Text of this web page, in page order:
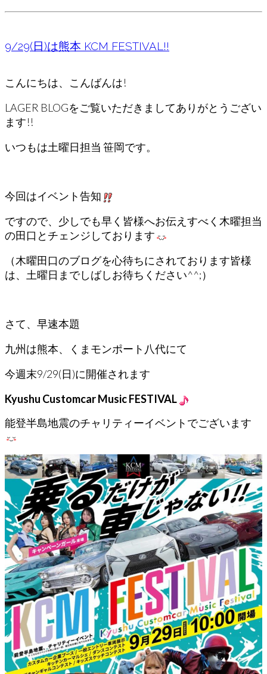
9/29(日)は熊本 KCM FESTIVAL!!
こんにちは、こんばんは!
LAGER BLOGをご覧いただきましてありがとうござい
ます!!
いつもは土曜日担当 笹岡です。
今回はイベント告知
ですので、少しでも早く皆様へお伝えすべく木曜担当
の田口とチェンジしております
（木曜田口のブログを心待ちにされております皆様
は、土曜日までしばしお待ちください^^;）
さて、早速本題
九州は熊本、くまモンポート八代にて
今週末9/29(日)に開催されます
Kyushu Customcar Music FESTIVAL
能登半島地震のチャリティーイベントでございます